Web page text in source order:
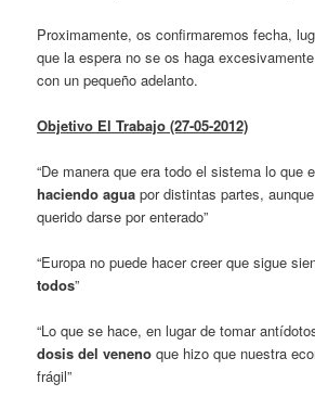
Proximamente, os confirmaremos fecha,
que la espera no se os haga
con un pequeño adelanto.
Objetivo El Trabajo (27-05-2012)
“De manera que era todo el sistema lo que
haciendo agua por distintas partes,
querido darse por enterado”
“Europa no puede hacer creer que sigue
todos”
“Lo que se hace, en lugar de tomar
dosis del veneno que hizo que nuestra
frágil”